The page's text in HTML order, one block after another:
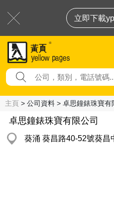
立即下載
主頁 > 公司資料 > 卓思鐘錶珠寶有
卓思鐘錶珠寶有限公司
葵涌 葵昌路40-52號葵昌